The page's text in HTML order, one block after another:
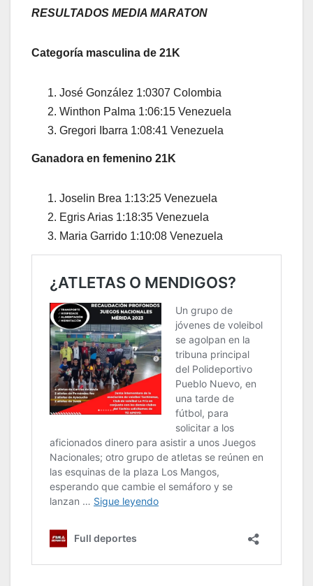
RESULTADOS MEDIA MARATON
Categoría masculina de 21K
José González 1:0307 Colombia
Winthon Palma 1:06:15 Venezuela
Gregori Ibarra 1:08:41 Venezuela
Ganadora en femenino 21K
Joselin Brea 1:13:25 Venezuela
Egris Arias 1:18:35 Venezuela
Maria Garrido 1:10:08 Venezuela